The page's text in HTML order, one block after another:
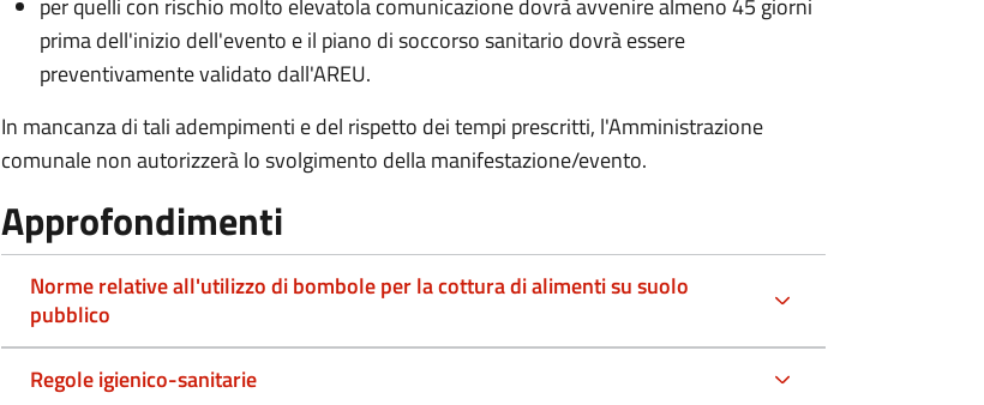
per quelli con rischio molto elevatola comunicazione dovrà avvenire almeno 45 giorni
prima dell'inizio dell'evento e il piano di soccorso sanitario dovrà essere
preventivamente validato dall'AREU.
In mancanza di tali adempimenti e del rispetto dei tempi prescritti, l'Amministrazione
comunale non autorizzerà lo svolgimento della manifestazione/evento.
Approfondimenti
Norme relative all'utilizzo di bombole per la cottura di alimenti su suolo
pubblico
Regole igienico-sanitarie